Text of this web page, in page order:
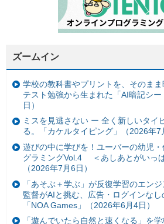
ズームイン
学校の教科書やプリントを、そのま
テスト勉強から生まれた「AI暗記シ
日）
ミスを見逃さない ー 全く新しいタイ
る。「カケルタイピング」（2026年7
遊びの中に学びを！ユーバーの幼児
グラミングVol.4 ＜あしあとがいっ
（2026年7月6日）
「あそぶ＋学ぶ」が反復学習のエン
監督がAIと挑む、広告・ログインな
「NOA Games」（2026年6月4日）
「遊んでいたら自然と速くなる」を